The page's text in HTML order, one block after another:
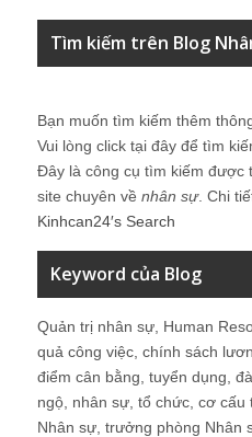
Tìm kiếm trên Blog
Bạn muốn tìm kiếm thêm
Vui lòng click tại đây để tìm
Đây là công cụ tìm kiếm được
site chuyên về nhân sự. Chi
Kinhcan24′s Search
Keyword của Blog
Quản trị nhân sự, Human
quả công việc, chính sách
điểm cân bằng, tuyển dụng,
ngộ, nhân sự, tổ chức, cơ
Nhân sự, trưởng phòng Nhân